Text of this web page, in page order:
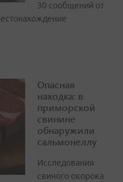
30 сообщений от
Опасная
находка: в
приморской
свинине
обнаружили
сальмонеллу
Исследования
свиного окорока